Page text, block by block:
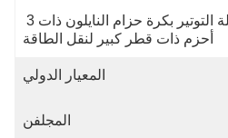
كتلة التوتير بكرة حزام النايلون ذات 3
أحزم ذات قطر كبير لنقل الطاقة
المعيار الدولي
المجلفن